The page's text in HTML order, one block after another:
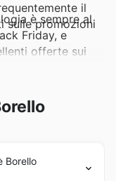
il
sulle promozioni
è sempre al
Friday, e
offerte sui
articoli sono tra
e nelle
sempre un
Friday è il
e
Borello